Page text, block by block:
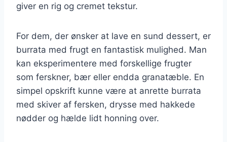
giver en rig og cremet tekstur.
For dem, der ønsker at lave en sund dessert, er
burrata med frugt en fantastisk mulighed. Man
kan eksperimentere med forskellige frugter
som ferskner, bær eller endda granatæble. En
simpel opskrift kunne være at anrette burrata
med skiver af fersken, drysse med hakkede
nødder og hælde lidt honning over.